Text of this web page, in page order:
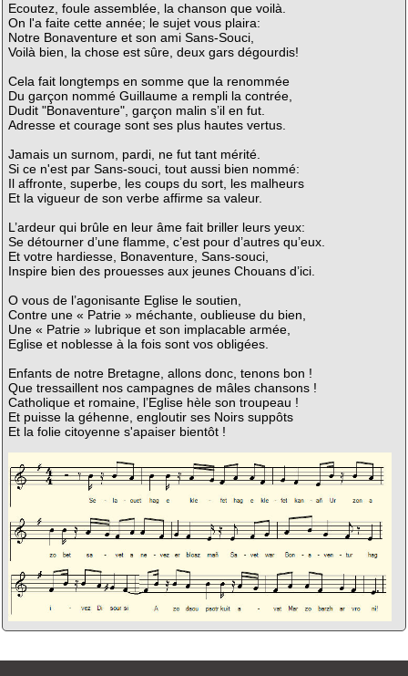
Ecoutez, foule assemblée, la chanson que voilà.
On l'a faite cette année; le sujet vous plaira:
Notre Bonaventure et son ami Sans-Souci,
Voilà bien, la chose est sûre, deux gars dégourdis!
Cela fait longtemps en somme que la renommée
Du garçon nommé Guillaume a rempli la contrée,
Dudit "Bonaventure", garçon malin s’il en fut.
Adresse et courage sont ses plus hautes vertus.
Jamais un surnom, pardi, ne fut tant mérité.
Si ce n'est par Sans-souci, tout aussi bien nommé:
Il affronte, superbe, les coups du sort, les malheurs
Et la vigueur de son verbe affirme sa valeur.
L’ardeur qui brûle en leur âme fait briller leurs yeux:
Se détourner d’une flamme, c’est pour d’autres qu’eux.
Et votre hardiesse, Bonaventure, Sans-souci,
Inspire bien des prouesses aux jeunes Chouans d’ici.
O vous de l’agonisante Eglise le soutien,
Contre une « Patrie » méchante, oublieuse du bien,
Une « Patrie » lubrique et son implacable armée,
Eglise et noblesse à la fois sont vos obligées.
Enfants de notre Bretagne, allons donc, tenons bon !
Que tressaillent nos campagnes de mâles chansons !
Catholique et romaine, l’Eglise hèle son troupeau !
Et puisse la géhenne, engloutir ses Noirs suppôts
Et la folie citoyenne s'apaiser bientôt !